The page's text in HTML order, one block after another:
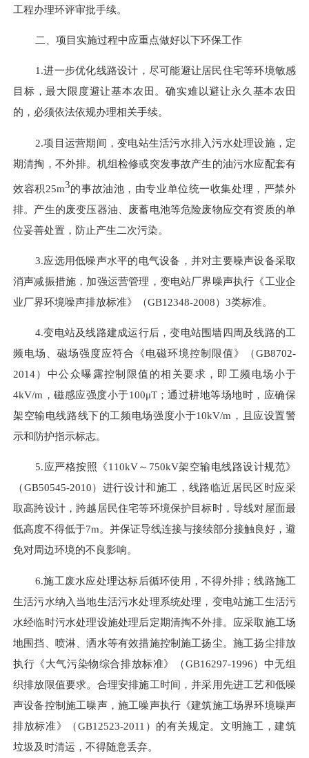
工程办理环评审批手续。
二、 项目实施过程中应重点做好以下环保工作
1.进一步优化线路设计，尽可能避让居民住宅等环境敏感
目标，最大限度避让基本农田。确实难以避让永久基本农田
的，必须依法依规办理相关手续。
2.项目运营期间，变电站生活污水排入污水处理设施， 定
期清掏 ， 不外排。机组检修或突发事故产生的油污水应配套有
效容积25m3的事故油池，由专业单位统一收集处理，严禁外
排。产生的废变压器油 、废蓄电池等危险废物应交有资质的单
位妥善处置，防止产生二次污染。
3.应选用低噪声水平的电气设备，并对主要噪声设备采取
消声减振措施，加强运营管理，变电站厂界噪声执行《工业企
业厂界环境噪声排放标准》（GB12348-2008）3类标准。
4.变电站及线路建成运行后，变电站围墙四周及线路的工
频电场、磁场强度应符合《电磁环境控制限值》（GB8702-
2014）中公众曝露控制限值的相关要求，即工频电场小于
4kV/m，磁感应强度小于100μT； 通过耕地等场地时，应确保
架空输电线路线下的工频电场强度小于10kV/m ，且 应设置警
示和防护指示标志。
5.应严格按照《110kV～750kV架空输电线路设计规范》
（GB50545-2010）进行设计和施工，线路临近居民区时应采
取高跨设计，跨越居民住宅等环境保护目标时，导线对屋面最
低高度不得低于7m。 并保证导线连接与接续部分接触良好，避
免对周边环境的不良影响。
6.施工废水应处理达标后循环使用，不得外排； 线路施工
生活污水纳入当地生活污水处理系统处理 ，变电站施工生活污
水经临时污水处理设施处理后定期清掏不外排。应采取施工场
地围挡、喷淋、洒水等有效措施控制施工扬尘。施工扬尘排放
执行《大气污染物综合排放标准》（GB16297-1996）中无组
织排放限值要求。合理安排施工时间，并采用先进工艺和低噪
声设备控制施工噪声，施工噪声执行《建筑施工场界环境噪声
排放标准》（GB12523-2011）的有关规定。文明施工，建筑
垃圾及时清运，不得随意丢弃。